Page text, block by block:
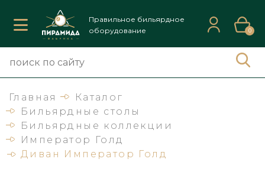
Правильное бильярдное
оборудование
0
Главная
Каталог
Бильярдные столы
Бильярдные коллекции
Император Голд
Диван Император Голд